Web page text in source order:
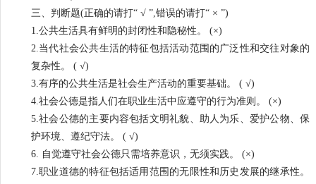
三、判断题(正确的请打“ √ ”,错误的请打“ × ”)
1.公共生活具有鲜明的封闭性和隐秘性。 (×)
2.当代社会公共生活的特征包括活动范围的广泛性和交往对象的
复杂性。 ( √)
3.有序的公共生活是社会生产活动的重要基础。 ( √)
4.社会公德是指人们在职业生活中应遵守的行为准则。 (×)
5.社会公德的主要内容包括文明礼貌、助人为乐、爱护公物、保
护环境、遵纪守法。 ( √)
6. 自觉遵守社会公德只需培养意识，无须实践。 (×)
7.职业道德的特征包括适用范围的无限性和历史发展的继承性。